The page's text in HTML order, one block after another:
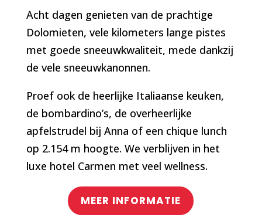
Acht dagen genieten van de prachtige
Dolomieten, vele kilometers lange pistes
met goede sneeuwkwaliteit, mede dankzij
de vele sneeuwkanonnen.
Proef ook de heerlijke Italiaanse keuken,
de bombardino’s, de overheerlijke
apfelstrudel bij Anna of een chique lunch
op 2.154 m hoogte. We verblijven in het
luxe hotel Carmen met veel wellness.
MEER INFORMATIE